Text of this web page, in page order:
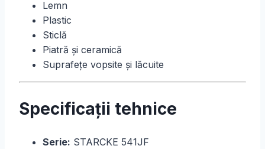
Lemn
Plastic
Sticlă
Piatră și ceramică
Suprafețe vopsite și lăcuite
Specificații tehnice
Serie: STARCKE 541JF